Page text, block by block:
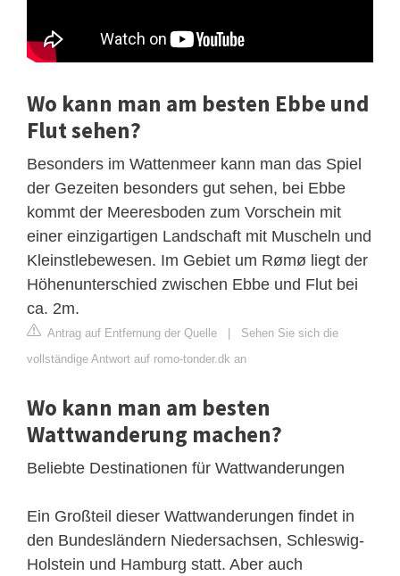
Wo kann man am besten Ebbe und
Flut sehen?
Besonders im Wattenmeer kann man das Spiel
der Gezeiten besonders gut sehen, bei Ebbe
kommt der Meeresboden zum Vorschein mit
einer einzigartigen Landschaft mit Muscheln und
Kleinstlebewesen. Im Gebiet um Rømø liegt der
Höhenunterschied zwischen Ebbe und Flut bei
ca. 2m.
Antrag auf Entfernung der Quelle | Sehen Sie sich die
vollständige Antwort auf romo-tonder.dk an
Wo kann man am besten
Wattwanderung machen?
Beliebte Destinationen für Wattwanderungen
Ein Großteil dieser Wattwanderungen findet in
den Bundesländern Niedersachsen, Schleswig-
Holstein und Hamburg statt. Aber auch